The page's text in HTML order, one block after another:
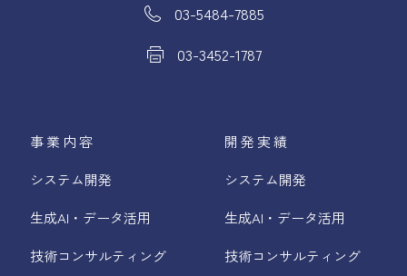
03-5484-7885
03-3452-1787
事業内容
システム開発
生成AI・データ活用
技術コンサルティング
開発実績
システム開発
生成AI・データ活用
技術コンサルティング